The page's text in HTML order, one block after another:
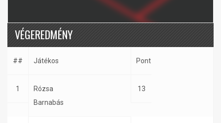
VÉGEREDMÉNY
## Játékos Pont
1
Rózsa
Barnabás
13